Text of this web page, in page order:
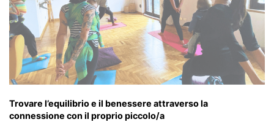
Trovare l’equilibrio e il benessere attraverso la
connessione con il proprio piccolo/a